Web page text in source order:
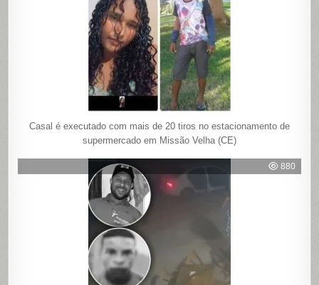
Casal é executado com mais de 20 tiros no estacionamento de
supermercado em Missão Velha (CE)
880